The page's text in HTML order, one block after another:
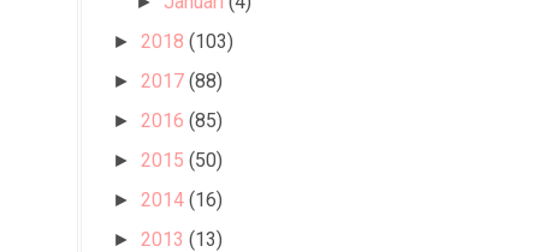
► 2018 (103)
► 2017 (88)
► 2016 (85)
► 2015 (50)
► 2014 (16)
► 2013 (13)